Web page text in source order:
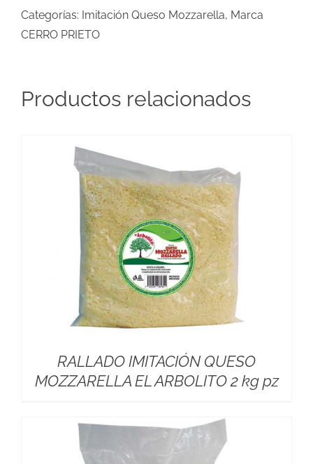
Categorías: Imitación Queso Mozzarella, Marca
CERRO PRIETO
Productos relacionados
RALLADO IMITACIÓN QUESO
MOZZARELLA EL ARBOLITO 2 kg pz